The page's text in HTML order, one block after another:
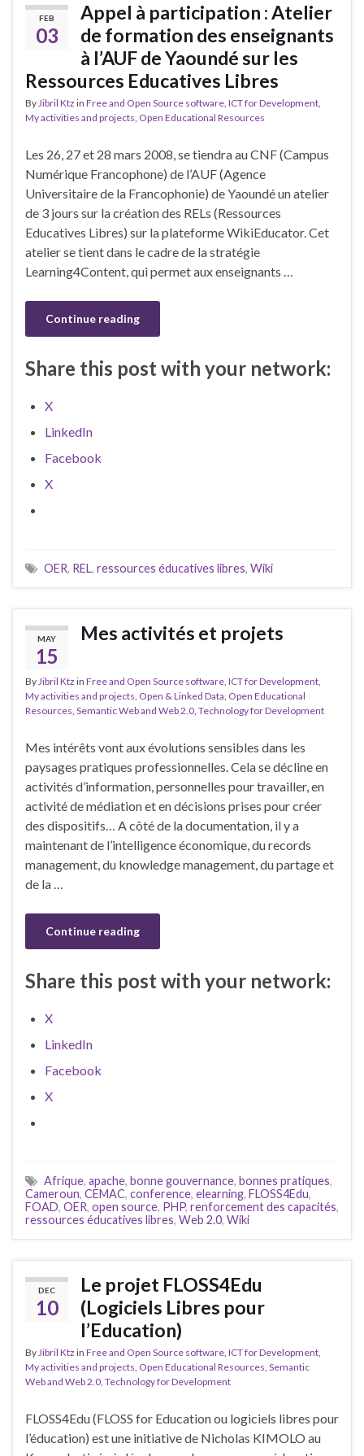
FEB
03
Appel à participation : Atelier
de formation des enseignants
à l’AUF de Yaoundé sur les
Ressources Educatives Libres
ByJibril Ktz in Free and Open Source software, ICT for Development,
My activities and projects, Open Educational Resources
Les 26, 27 et 28 mars 2008, se tiendra au CNF (Campus
Numérique Francophone) de l’AUF (Agence
Universitaire de la Francophonie) de Yaoundé un atelier
de 3 jours sur la création des RELs (Ressources
Educatives Libres) sur la plateforme WikiEducator. Cet
atelier se tient dans le cadre de la stratégie
Learning4Content, qui permet aux enseignants …
Continue reading
Share this post with your network:
X
LinkedIn
Facebook
X
OER, REL, ressources éducatives libres, Wiki
MAY
15
Mes activités et projets
ByJibril Ktz in Free and Open Source software, ICT for Development,
My activities and projects, Open & Linked Data, Open Educational
Resources, Semantic Web and Web 2.0, Technology for Development
Mes intérêts vont aux évolutions sensibles dans les
paysages pratiques professionnelles. Cela se décline en
activités d’information, personnelles pour travailler, en
activité de médiation et en décisions prises pour créer
des dispositifs… A côté de la documentation, il y a
maintenant de l’intelligence économique, du records
management, du knowledge management, du partage et
de la …
Continue reading
Share this post with your network:
X
LinkedIn
Facebook
X
Afrique, apache, bonne gouvernance, bonnes pratiques,
Cameroun, CEMAC, conference, elearning, FLOSS4Edu,
FOAD, OER, open source, PHP, renforcement des capacités,
ressources éducatives libres, Web 2.0, Wiki
DEC
10
Le projet FLOSS4Edu
(Logiciels Libres pour
l’Education)
ByJibril Ktz in Free and Open Source software, ICT for Development,
My activities and projects, Open Educational Resources, Semantic
Web and Web 2.0, Technology for Development
FLOSS4Edu (FLOSS for Education ou logiciels libres pour
l’éducation) est une initiative de Nicholas KIMOLO au